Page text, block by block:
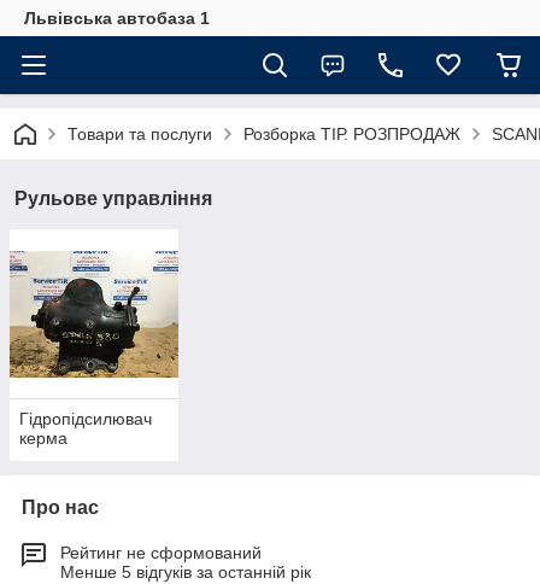
Львівська автобаза 1
Товари та послуги Розборка ТІР. РОЗПРОДАЖ
Рульове управління
Гідропідсилювач
керма
Про нас
Рейтинг не сформований
Менше 5 відгуків за останній рік